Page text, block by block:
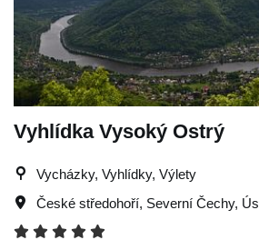
Vyhlídka Vysoký Ostrý
Vycházky, Vyhlídky, Výlety
České středohoří, Severní Čechy,